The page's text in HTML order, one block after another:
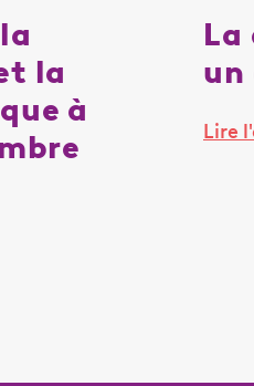
la
à
un
Lire